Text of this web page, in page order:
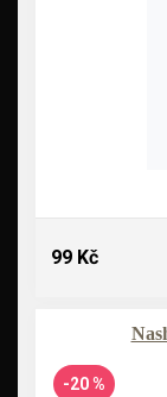
99 Kč
-20 %